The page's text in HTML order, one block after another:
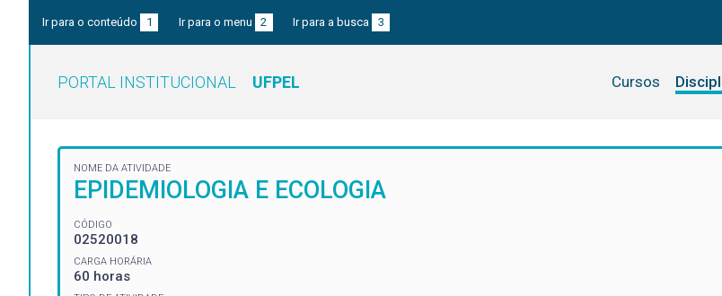
Ir para o conteúdo 1 Ir para o menu 2 Ir para a busca 3
PORTAL INSTITUCIONAL UFPEL Cursos
NOME DA ATIVIDADE
EPIDEMIOLOGIA E ECOLOGIA
CÓDIGO
02520018
CARGA HORÁRIA
60 horas